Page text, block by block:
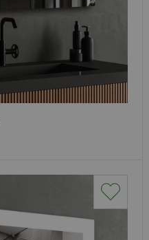
кабины
Зеркала
Reflex
В
наличии
Помошь
(вопрос
- ответ)